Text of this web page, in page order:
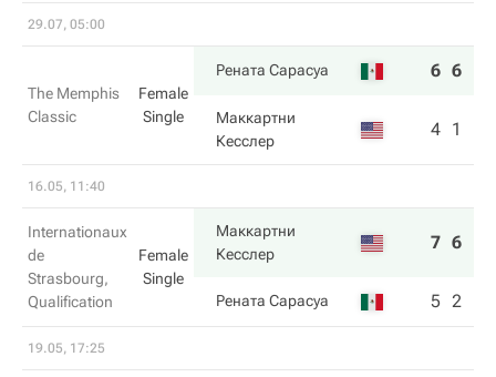
29.07, 05:00
The Memphis
Classic
Female
Single
Рената Сарасуа 6 6
Маккартни
Кесслер
4 1
16.05, 11:40
Internationaux
de
Strasbourg,
Qualification
Female
Single
Маккартни
Кесслер
7 6
Рената Сарасуа 5 2
19.05, 17:25